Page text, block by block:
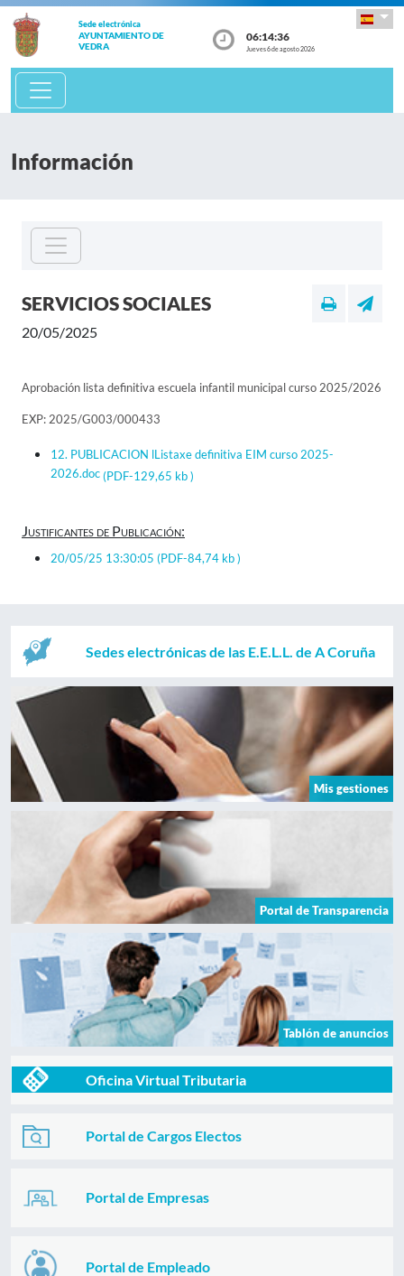
Sede electrónica
AYUNTAMIENTO DE
VEDRA
06:14:36
Jueves 6 de agosto 2026
Información
SERVICIOS SOCIALES
20/05/2025
Aprobación lista definitiva escuela infantil municipal curso 2025/2026
EXP: 2025/G003/000433
12. PUBLICACION lListaxe definitiva EIM curso 2025-
2026.doc(PDF-129,65 kb )
Justificantes de Publicación:
20/05/25 13:30:05 (PDF-84,74 kb )
Sedes electrónicas de las E.E.L.L. de A Coruña
Mis gestiones
Portal de Transparencia
Tablón de anuncios
Oficina Virtual Tributaria
Portal de Cargos Electos
Portal de Empresas
Portal de Empleado